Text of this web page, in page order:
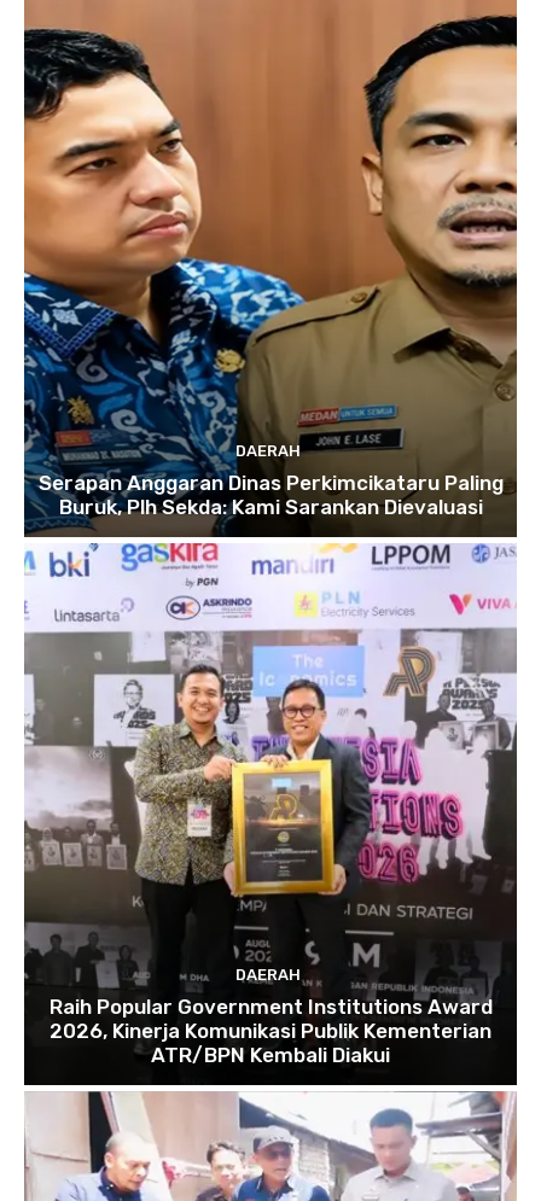
DAERAH
Serapan Anggaran Dinas Perkimcikataru Paling
Buruk, Plh Sekda: Kami Sarankan Dievaluasi
DAERAH
Raih Popular Government Institutions Award
2026, Kinerja Komunikasi Publik Kementerian
ATR/BPN Kembali Diakui